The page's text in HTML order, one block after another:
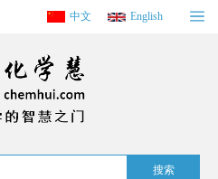
中文 English